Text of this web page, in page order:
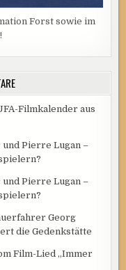
Forst sowie im
Filmkalender aus
Pierre Lugan –
Pierre Lugan –
Georg
die Gedenkstätte
Film-Lied „Immer